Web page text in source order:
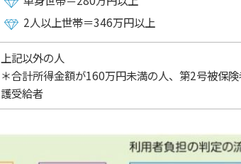
2人以上世帯＝346万円以上
上記以外の人
＊合計所得金額が160万円未満の人、第2号被保
護受給者